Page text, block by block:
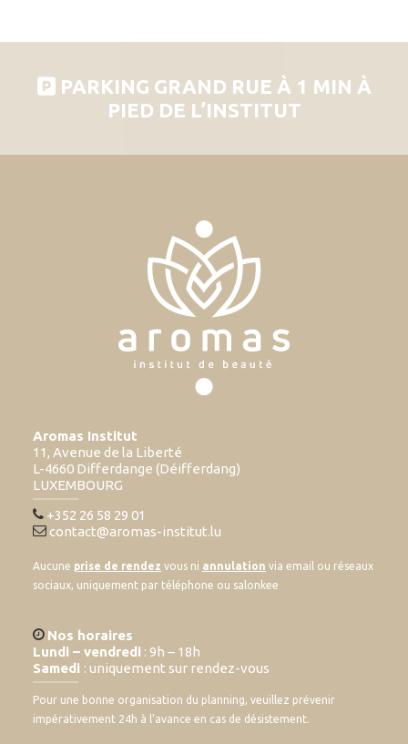
PARKING GRAND RUE À 1 MIN À
PIED DE L’INSTITUT
Aromas Institut
11, Avenue de la Liberté
L-4660 Differdange (Déifferdang)
LUXEMBOURG
+352 26 58 29 01
contact@aromas-institut.lu
Aucune prise de rendez vous ni annulation via email ou réseaux
sociaux, uniquement par téléphone ou salonkee
Nos horaires
Lundi – vendredi : 9h – 18h
Samedi : uniquement sur rendez-vous
Pour une bonne organisation du planning, veuillez prévenir
impérativement 24h à l’avance en cas de désistement.